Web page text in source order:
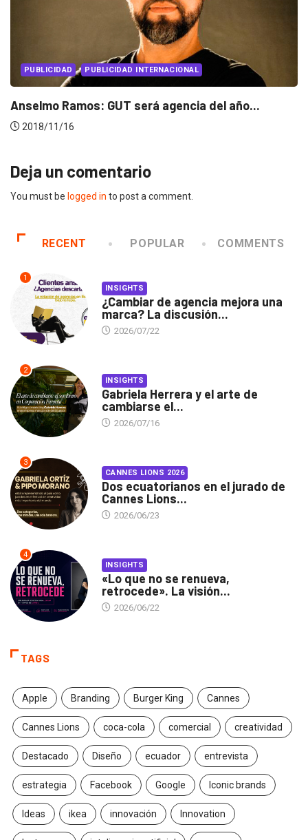
PUBLICIDAD PUBLICIDAD INTERNACIONAL
Anselmo Ramos: GUT será agencia del año...
2018/11/16
Deja un comentario
You must be logged in to post a comment.
RECENT POPULAR COMMENTS
1
INSIGHTS
¿Cambiar de agencia mejora una
marca? La discusión...
2026/07/22
2
INSIGHTS
Gabriela Herrera y el arte de
cambiarse el...
2026/07/16
3
CANNES LIONS 2026
Dos ecuatorianos en el jurado de
Cannes Lions...
2026/06/23
4
INSIGHTS
«Lo que no se renueva,
retrocede». La visión...
2026/06/22
TAGS
Apple Branding Burger King Cannes
Cannes Lions coca-cola comercial creatividad
Destacado Diseño ecuador entrevista
estrategia Facebook Google Iconic brands
Ideas ikea innovación Innovation